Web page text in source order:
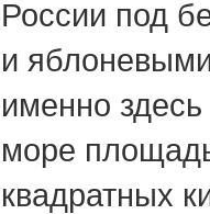
России под
и
именно
море
квадратных